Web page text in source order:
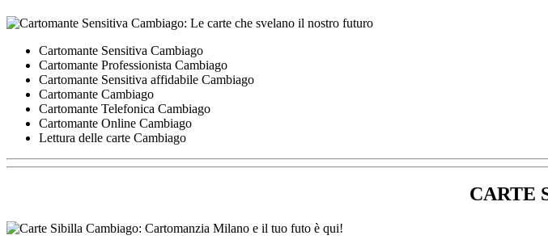
Cartomante Sensitiva Cambiago
Cartomante Professionista Cambiago
Cartomante Sensitiva affidabile Cambiago
Cartomante Cambiago
Cartomante Telefonica Cambiago
Cartomante Online Cambiago
Lettura delle carte Cambiago
CARTE